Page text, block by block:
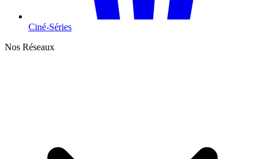
Ciné-Séries
Nos Réseaux